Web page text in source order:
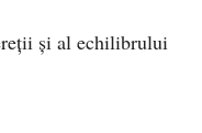
și al echilibrului